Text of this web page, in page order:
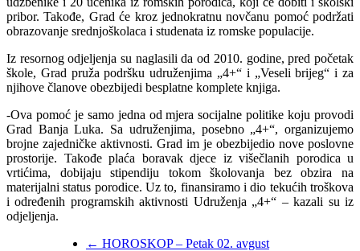
pribor. Takođe, Grad će kroz jednokratnu novčanu pomoć podržati
obrazovanje srednjoškolaca i studenata iz romske populacije.
Iz resornog odjeljenja su naglasili da od 2010. godine, pred početak
škole, Grad pruža podršku udruženjima „4+“ i „Veseli brijeg“ i za
njihove članove obezbijedi besplatne komplete knjiga.
-Ova pomoć je samo jedna od mjera socijalne politike koju provodi
Grad Banja Luka. Sa udruženjima, posebno „4+“, organizujemo
brojne zajedničke aktivnosti. Grad im je obezbijedio nove poslovne
prostorije. Takođe plaća boravak djece iz višečlanih porodica u
vrtićima, dobijaju stipendiju tokom školovanja bez obzira na
materijalni status porodice. Uz to, finansiramo i dio tekućih troškova
i određenih programskih aktivnosti Udruženja „4+“ – kazali su iz
odjeljenja.
← HOROSKOP – Petak 02. avgust